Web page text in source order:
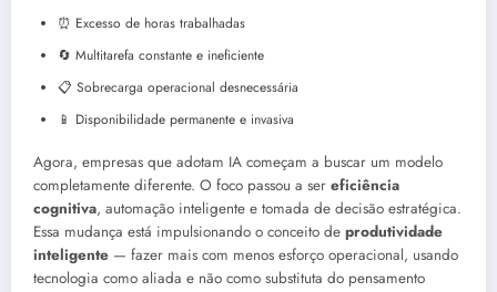
⏰ Excesso de horas trabalhadas
🔄 Multitarefa constante e ineficiente
📋 Sobrecarga operacional desnecessária
📱 Disponibilidade permanente e invasiva
Agora, empresas que adotam IA começam a buscar um modelo
completamente diferente. O foco passou a ser eficiência
cognitiva, automação inteligente e tomada de decisão estratégica.
Essa mudança está impulsionando o conceito de produtividade
inteligente — fazer mais com menos esforço operacional, usando
tecnologia como aliada e não como substituta do pensamento